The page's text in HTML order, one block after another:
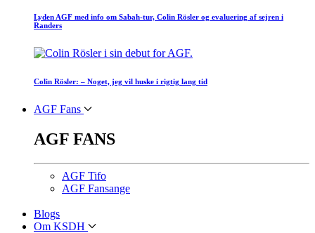
Lyden AGF med info om Sabah-tur, Colin Rösler og evaluering af sejren i
Randers
Colin Rösler: – Noget, jeg vil huske i rigtig lang tid
AGF Fans
AGF FANS
AGF Tifo
AGF Fansange
Blogs
Om KSDH